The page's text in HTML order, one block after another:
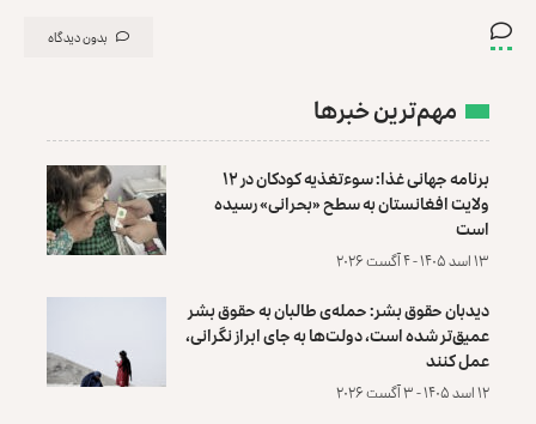
بدون دیدگاه
مهم‌ترین خبرها
برنامه جهانی غذا: سوءتغذیه کودکان در ۱۲
ولایت افغانستان به سطح «بحرانی» رسیده
است
۱۳ اسد ۱۴۰۵ - ۴ آگست ۲۰۲۶
دیدبان حقوق بشر: حمله‌ی طالبان به حقوق بشر
عمیق‌تر شده است، دولت‌ها به جای ابراز نگرانی،
عمل کنند
۱۲ اسد ۱۴۰۵ - ۳ آگست ۲۰۲۶